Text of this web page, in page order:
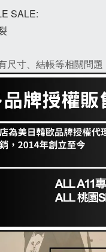
SALE:
尺寸、結帳等相關問題